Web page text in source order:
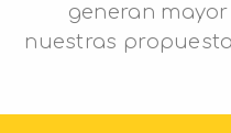
generan mayor
nuestras